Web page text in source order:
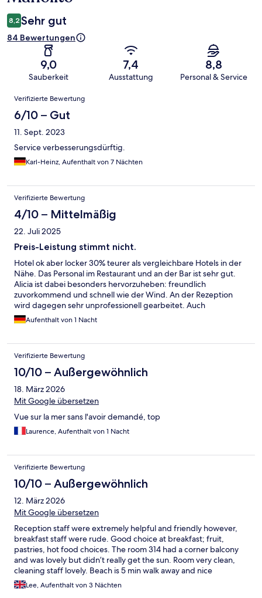
8,2 Sehr gut
84 Bewertungen
9,0
Sauberkeit
7,4
Ausstattung
8,8
Personal & Service
Bewertungen
Verifizierte Bewertung
6/10 – Gut
11. Sept. 2023
Service verbesserungsdürftig.
Karl-Heinz, Aufenthalt von 7 Nächten
Verifizierte Bewertung
4/10 – Mittelmäßig
22. Juli 2025
Preis-Leistung stimmt nicht.
Hotel ok aber locker 30% teurer als vergleichbare Hotels in der
Nähe. Das Personal im Restaurant und an der Bar ist sehr gut.
Alicia ist dabei besonders hervorzuheben: freundlich
zuvorkommend und schnell wie der Wind. An der Rezeption
wird dagegen sehr unprofessionell gearbeitet. Auch
Freundlichkeit wird hier nicht groß geschrieben.(ausgenommen
der Dame.) Alles in allem würde ich dieses Hotel nicht
einem der Standard dieses Hotels genügt, gibt es sehr viel
günstigere Hotels mit selben Standard
Aufenthalt von 1 Nacht
Verifizierte Bewertung
10/10 – Außergewöhnlich
18. März 2026
Mit Google übersetzen
Vue sur la mer sans l'avoir demandé, top
Laurence, Aufenthalt von 1 Nacht
Verifizierte Bewertung
10/10 – Außergewöhnlich
12. März 2026
Mit Google übersetzen
Reception staff were extremely helpful and friendly however,
breakfast staff were rude. Good choice at breakfast; fruit,
pastries, hot food choices. The room 314 had a corner balcony
and was lovely but didn’t really get the sun. Room very clean,
cleaning staff lovely. Beach is 5 min walk away and nice
restaurants are 8 mins walk ; hotel is close to bus station The
resort is so clean and quiet. I would definitely stay here again.
Lee, Aufenthalt von 3 Nächten